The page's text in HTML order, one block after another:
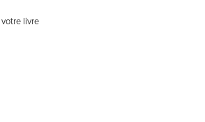
livre